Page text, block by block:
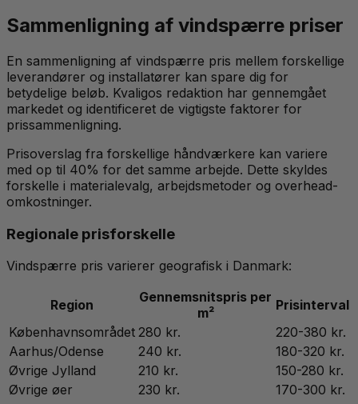
Sammenligning af vindspærre priser
En sammenligning af vindspærre pris mellem forskellige
leverandører og installatører kan spare dig for
betydelige beløb. Kvaligos redaktion har gennemgået
markedet og identificeret de vigtigste faktorer for
prissammenligning.
Prisoverslag fra forskellige håndværkere kan variere
med op til 40% for det samme arbejde. Dette skyldes
forskelle i materialevalg, arbejdsmetoder og overhead-
omkostninger.
Regionale prisforskelle
Vindspærre pris varierer geografisk i Danmark:
Region
Gennemsnitspris per
m²
Prisinterval
Københavnsområdet 280 kr.
220-380 kr.
Aarhus/Odense
240 kr.
180-320 kr.
Øvrige Jylland
210 kr.
150-280 kr.
Øvrige øer
230 kr. 170-300 kr.